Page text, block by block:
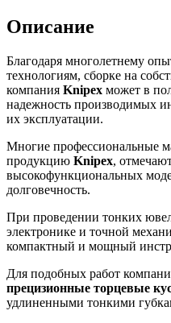
Описание
Благодаря многолетнему
технологиям, сборке на
компания Knipex может в
надежность производимых
их эксплуатации.
Многие профессиональные
продукцию Knipex,
высокофункциональных
долговечность.
При проведении тонких
электронике и точной
компактный и мощный
Для подобных работ
прецизионные торцевые
удлиненными тонкими